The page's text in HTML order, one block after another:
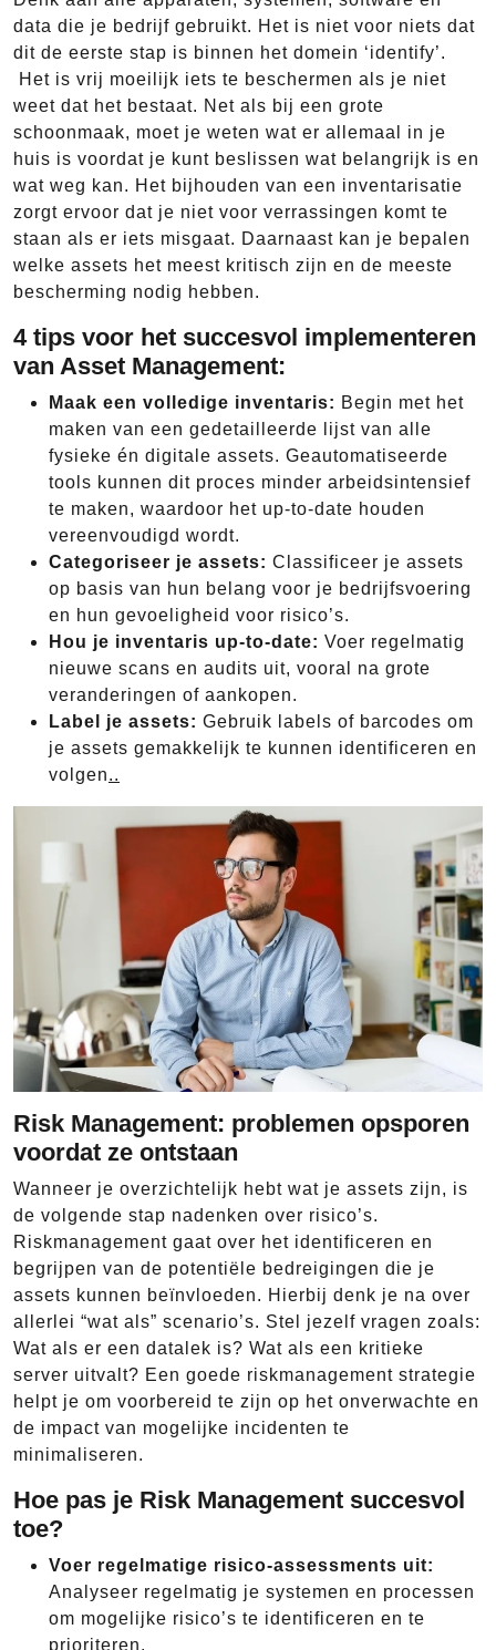
data die je bedrijf gebruikt. Het is niet voor niets dat
dit de eerste stap is binnen het domein ‘identify’.
Het is vrij moeilijk iets te beschermen als je niet
weet dat het bestaat. Net als bij een grote
schoonmaak, moet je weten wat er allemaal in je
huis is voordat je kunt beslissen wat belangrijk is en
wat weg kan. Het bijhouden van een inventarisatie
zorgt ervoor dat je niet voor verrassingen komt te
staan als er iets misgaat. Daarnaast kan je bepalen
welke assets het meest kritisch zijn en de meeste
bescherming nodig hebben.
4 tips voor het succesvol implementeren
van Asset Management:
Maak een volledige inventaris: Begin met het
maken van een gedetailleerde lijst van alle
fysieke én digitale assets. Geautomatiseerde
tools kunnen dit proces minder arbeidsintensief
te maken, waardoor het up-to-date houden
vereenvoudigd wordt.
Categoriseer je assets: Classificeer je assets
op basis van hun belang voor je bedrijfsvoering
en hun gevoeligheid voor risico’s.
Hou je inventaris up-to-date: Voer regelmatig
nieuwe scans en audits uit, vooral na grote
veranderingen of aankopen.
Label je assets: Gebruik labels of barcodes om
je assets gemakkelijk te kunnen identificeren en
volgen..
Risk Management: problemen opsporen
voordat ze ontstaan
Wanneer je overzichtelijk hebt wat je assets zijn, is
de volgende stap nadenken over risico’s.
Riskmanagement gaat over het identificeren en
begrijpen van de potentiële bedreigingen die je
assets kunnen beïnvloeden. Hierbij denk je na over
allerlei “wat als” scenario’s. Stel jezelf vragen zoals:
Wat als er een datalek is? Wat als een kritieke
server uitvalt? Een goede riskmanagement strategie
helpt je om voorbereid te zijn op het onverwachte en
de impact van mogelijke incidenten te
minimaliseren.
Hoe pas je Risk Management succesvol
toe?
Voer regelmatige risico-assessments uit:
Analyseer regelmatig je systemen en processen
om mogelijke risico’s te identificeren en te
prioriteren.